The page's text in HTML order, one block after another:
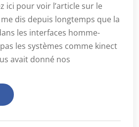
ici pour voir l’article sur le
dis depuis longtemps que la
les interfaces homme-
les systèmes comme kinect
avait donné nos